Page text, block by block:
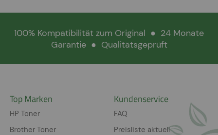
100% Kompatibilität zum Original ● 24 Monate
Garantie ● Qualitätsgeprüft
Top Marken
HP Toner
Brother Toner
Kundenservice
FAQ
Preisliste aktuell